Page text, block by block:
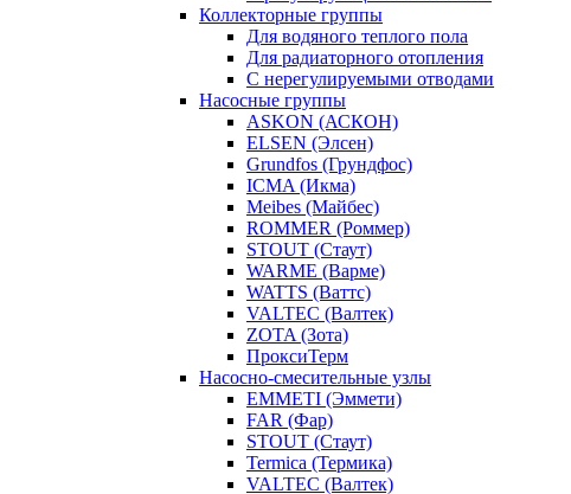
Коллекторные группы
Для водяного теплого пола
Для радиаторного отопления
С нерегулируемыми отводами
Насосные группы
ASKON (АСКОН)
ELSEN (Элсен)
Grundfos (Грундфос)
ICMA (Икма)
Meibes (Майбес)
ROMMER (Роммер)
STOUT (Стаут)
WARME (Варме)
WATTS (Ваттс)
VALTEC (Валтек)
ZOTA (Зота)
ПроксиТерм
Насосно-смесительные узлы
EMMETI (Эммети)
FAR (Фар)
STOUT (Стаут)
Termica (Термика)
VALTEC (Валтек)